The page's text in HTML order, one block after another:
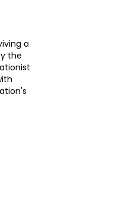
a
the